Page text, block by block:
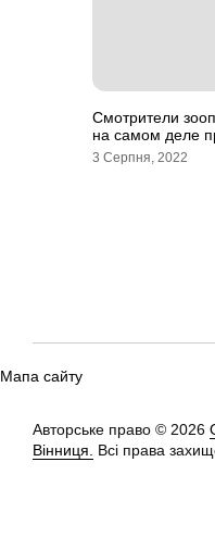
Смотрители
на самом деле
3 Серпня, 2022
Мапа сайту
Авторське право © 2026
Вінниця.
Всі права